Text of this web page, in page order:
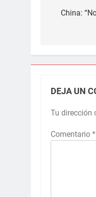
deChina:
DEJA UN
Tu dirección
Comentario *